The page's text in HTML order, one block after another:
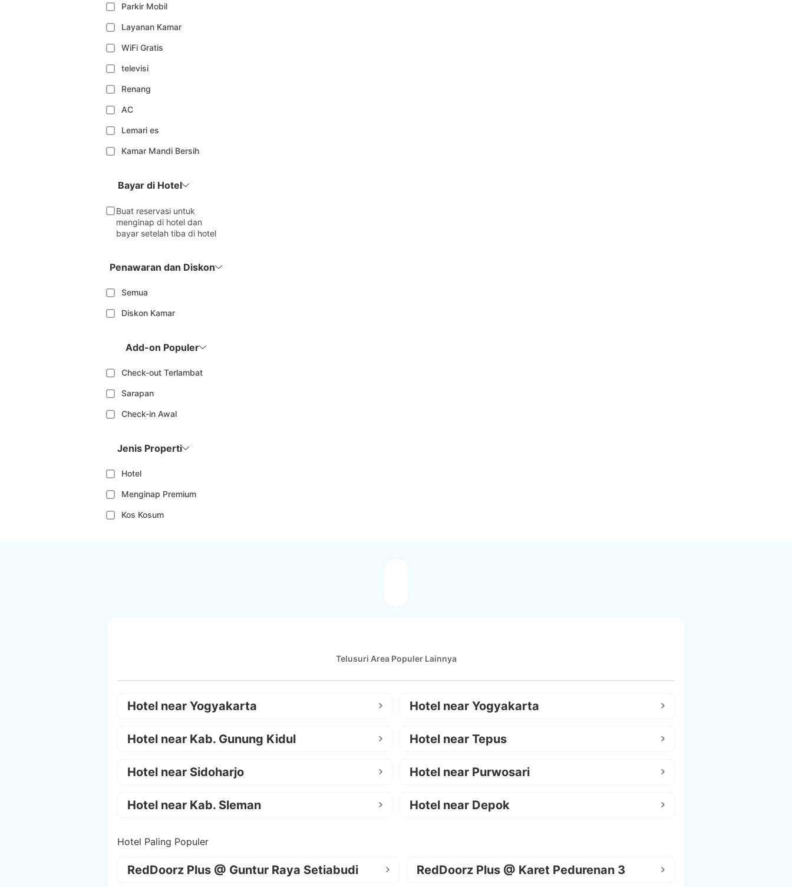
Parkir Mobil
Layanan Kamar
WiFi Gratis
televisi
Renang
AC
Lemari es
Kamar Mandi Bersih
Bayar di Hotel
Buat reservasi untuk
menginap di hotel dan
bayar setelah tiba di hotel
Penawaran dan Diskon
Semua
Diskon Kamar
Add-on Populer
Check-out Terlambat
Sarapan
Check-in Awal
Jenis Properti
Hotel
Menginap Premium
Kos Kosum
Telusuri Area Populer Lainnya
Hotel near Yogyakarta Hotel near Yogyakarta
Hotel near Kab. Gunung Kidul Hotel near Tepus
Hotel near Sidoharjo Hotel near Purwosari
Hotel near Kab. Sleman Hotel near Depok
Hotel Paling Populer
RedDoorz Plus @ Guntur Raya Setiabudi RedDoorz Plus @ Karet Pedurenan 3